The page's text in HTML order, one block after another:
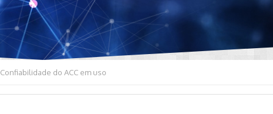
Confiabilidade do ACC em uso